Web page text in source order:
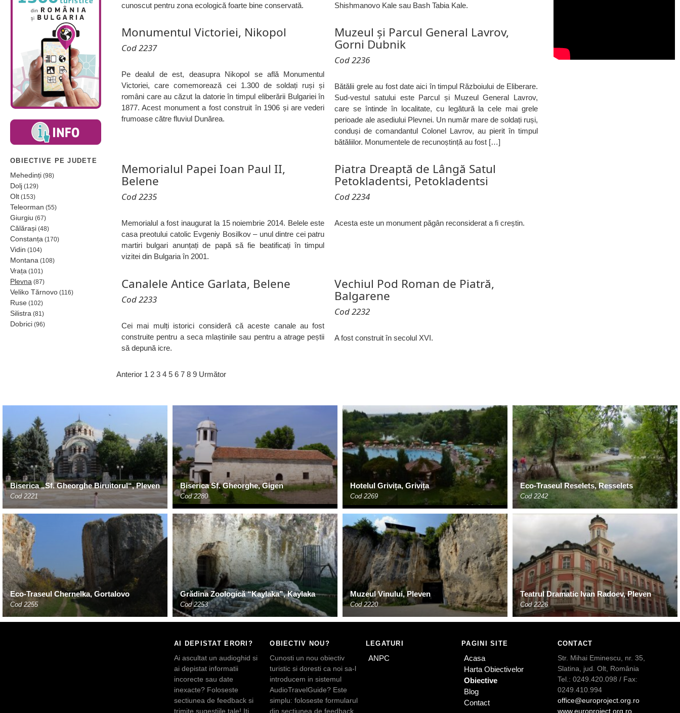
OBIECTIVE PE JUDETE
Mehedinți (98)
Dolj (129)
Olt (153)
Teleorman (55)
Giurgiu (67)
Călărași (48)
Constanța (170)
Vidin (104)
Montana (108)
Vrața (101)
Plevna (87)
Veliko Tărnovo (116)
Ruse (102)
Silistra (81)
Dobrici (96)
cunoscut pentru zona ecologică foarte bine conservată.
Shishmanovo Kale sau Bash Tabia Kale.
Monumentul Victoriei, Nikopol
Cod 2237
Pe dealul de est, deasupra Nikopol se află Monumentul
Victoriei, care comemorează cei 1.300 de soldați ruși și
români care au căzut la datorie în timpul eliberării Bulgariei în
1877. Acest monument a fost construit în 1906 și are vederi
frumoase către fluviul Dunărea.
Muzeul și Parcul General Lavrov,
Gorni Dubnik
Cod 2236
Bătălii grele au fost date aici în timpul Războiului de Eliberare.
Sud-vestul satului este Parcul și Muzeul General Lavrov,
care se întinde în localitate, cu legătură la cele mai grele
perioade ale asediului Plevnei. Un număr mare de soldați ruși,
conduși de comandantul Colonel Lavrov, au pierit în timpul
bătăliilor. Monumentele de recunoștință au fost […]
Memorialul Papei Ioan Paul II,
Belene
Cod 2235
Memorialul a fost inaugurat la 15 noiembrie 2014. Belele este
casa preotului catolic Evgeniy Bosilkov – unul dintre cei patru
martiri bulgari anunțați de papă să fie beatificați în timpul
vizitei din Bulgaria în 2001.
Piatra Dreaptă de Lângă Satul
Petokladentsi, Petokladentsi
Cod 2234
Acesta este un monument păgân reconsiderat a fi creștin.
Canalele Antice Garlata, Belene
Cod 2233
Cei mai mulți istorici consideră că aceste canale au fost
construite pentru a seca mlaștinile sau pentru a atrage peștii
să depună icre.
Vechiul Pod Roman de Piatră,
Balgarene
Cod 2232
A fost construit în secolul XVI.
Anterior 1 2 3 4 5 6 7 8 9 Următor
Biserica „Sf. Gheorghe Biruitorul“, Pleven
Cod 2221
Biserica Sf. Gheorghe, Gigen
Cod 2280
Hotelul Grivița, Grivița
Cod 2269
Eco-Traseul Reselets, Resselets
Cod 2242
Eco-Traseul Chernelka, Gortalovo
Cod 2255
Grădina Zoologică “Kaylaka”, Kaylaka
Cod 2253
Muzeul Vinului, Pleven
Cod 2220
Teatrul Dramatic Ivan Radoev, Pleven
Cod 2226
AI DEPISTAT ERORI?
Ai ascultat un audioghid si
ai depistat informatii
incorecte sau date
inexacte? Foloseste
sectiunea de feedback si
trimite sugestiile tale! Iti
OBIECTIV NOU?
Cunosti un nou obiectiv
turistic si doresti ca noi sa-l
introducem in sistemul
AudioTravelGuide? Este
simplu: foloseste formularul
din sectiunea de feedback.
LEGATURI
ANPC
PAGINI SITE
Acasa
Harta Obiectivelor
Obiective
Blog
Contact
CONTACT
Str. Mihai Eminescu, nr. 35,
Slatina, jud. Olt, România
Tel.: 0249.420.098 / Fax:
0249.410.994
office@europroject.org.ro
www.europroject.org.ro